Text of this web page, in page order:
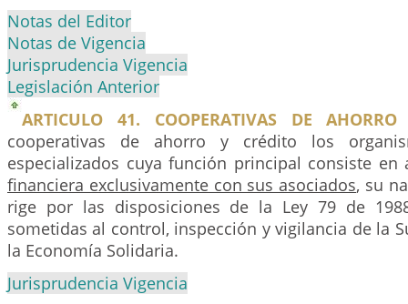
Notas del Editor
Notas de Vigencia
Jurisprudencia Vigencia
Legislación Anterior
ARTICULO 41. COOPERATIVAS DE
cooperativas de ahorro y crédito los
especializados cuya función principal consiste
financiera exclusivamente con sus asociados, su
rige por las disposiciones de la Ley 79 de
sometidas al control, inspección y vigilancia de la
la Economía Solidaria.
Jurisprudencia Vigencia